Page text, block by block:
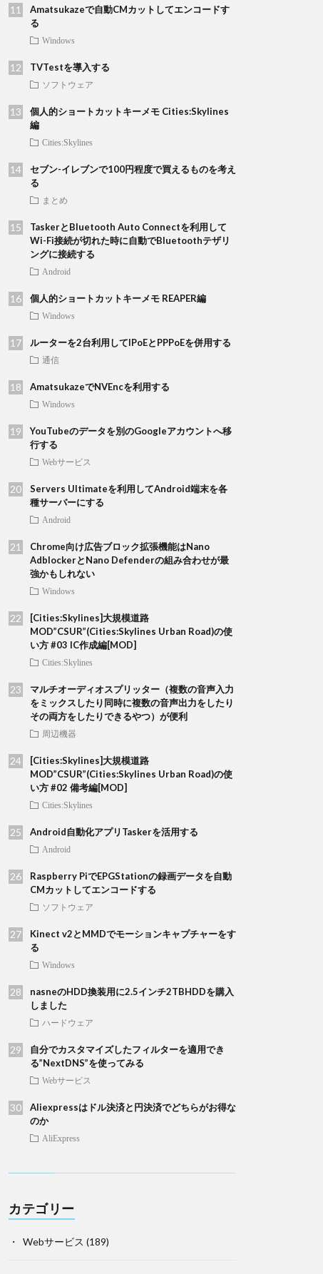
Amatsukazeで自動CMカットしてエンコードす
る
Windows
TVTestを導入する
ソフトウェア
個人的ショートカットキーメモ Cities:Skylines
編
Cities:Skylines
セブン-イレブンで100円程度で買えるものを考え
る
まとめ
TaskerとBluetooth Auto Connectを利用して
Wi-Fi接続が切れた時に自動でBluetoothテザリ
ングに接続する
Android
個人的ショートカットキーメモ REAPER編
Windows
ルーターを2台利用してIPoEとPPPoEを併用する
通信
AmatsukazeでNVEncを利用する
Windows
YouTubeのデータを別のGoogleアカウントへ移
行する
Webサービス
Servers Ultimateを利用してAndroid端末を各
種サーバーにする
Android
Chrome向け広告ブロック拡張機能はNano
AdblockerとNano Defenderの組み合わせが最
強かもしれない
Windows
[Cities:Skylines]大規模道路
MOD”CSUR”(Cities:Skylines Urban Road)の使
い方 #03 IC作成編[MOD]
Cities:Skylines
マルチオーディオスプリッター（複数の音声入力
をミックスしたり同時に複数の音声出力をしたり
その両方をしたりできるやつ）が便利
周辺機器
[Cities:Skylines]大規模道路
MOD”CSUR”(Cities:Skylines Urban Road)の使
い方 #02 備考編[MOD]
Cities:Skylines
Android自動化アプリTaskerを活用する
Android
Raspberry PiでEPGStationの録画データを自動
CMカットしてエンコードする
ソフトウェア
Kinect v2とMMDでモーションキャプチャーをす
る
Windows
nasneのHDD換装用に2.5インチ2TBHDDを購入
しました
ハードウェア
自分でカスタマイズしたフィルターを適用でき
る”NextDNS”を使ってみる
Webサービス
Aliexpressはドル決済と円決済でどちらがお得な
のか
AliExpress
カテゴリー
Webサービス (189)